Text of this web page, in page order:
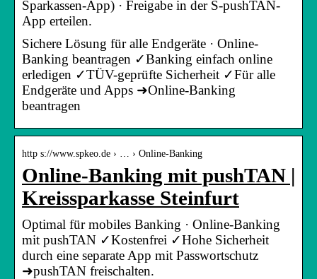
Sparkassen-App) · Freigabe in der S-pushTAN-
App erteilen.
Sichere Lösung für alle Endgeräte · Online-
Banking beantragen ✓Banking einfach online
erledigen ✓TÜV-geprüfte Sicherheit ✓Für alle
Endgeräte und Apps ➜Online-Banking
beantragen
http s://www.spkeo.de › … › Online-Banking
Online-Banking mit pushTAN |
Kreissparkasse Steinfurt
Optimal für mobiles Banking · Online-Banking
mit pushTAN ✓Kostenfrei ✓Hohe Sicherheit
durch eine separate App mit Passwortschutz
➜pushTAN freischalten.